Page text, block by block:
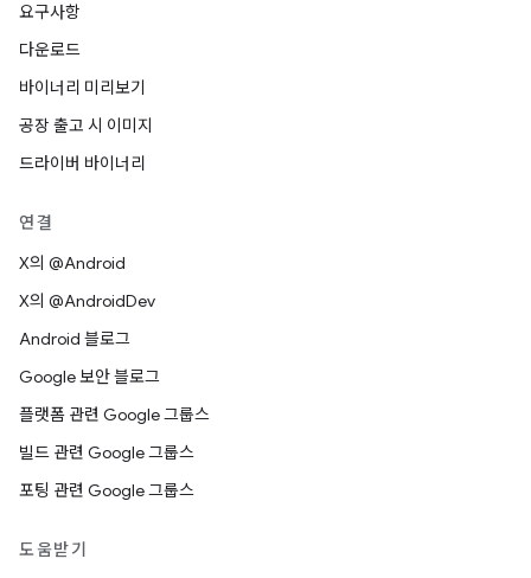
요구사항
다운로드
바이너리 미리보기
공장 출고 시 이미지
드라이버 바이너리
연결
X의 @Android
X의 @AndroidDev
Android 블로그
Google 보안 블로그
플랫폼 관련 Google 그룹스
빌드 관련 Google 그룹스
포팅 관련 Google 그룹스
도움받기